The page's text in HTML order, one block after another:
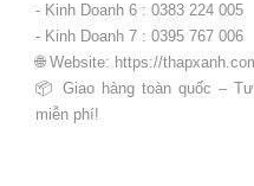
- Kinh Doanh 6 : 0383 224 005
- Kinh Doanh 7 : 0395 767 006
🌐 Website: https://
📦 Giao hàng toàn quốc –
miễn phí!